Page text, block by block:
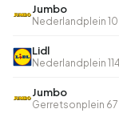
Jumbo
Nederlandplein
Lidl
Nederlandplein 114
Jumbo
Gerretsonplein 67